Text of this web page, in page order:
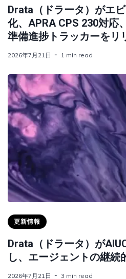
Drata（ドラータ）がエ
化、APRA CPS 230対応
準備進捗トラッカーをリ
2026年7月21日 1 min read
更新情報
Drata（ドラータ）が
し、エージェントの継続
2026年7月21日 3 min read